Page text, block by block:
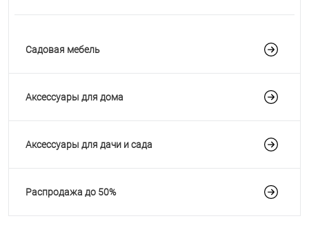
Садовая мебель
Аксессуары для дома
Аксессуары для дачи и сада
Распродажа до 50%